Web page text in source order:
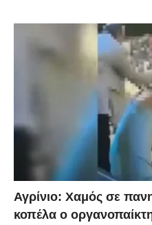
Αγρίνιο: Χαμός σε
κοπέλα ο